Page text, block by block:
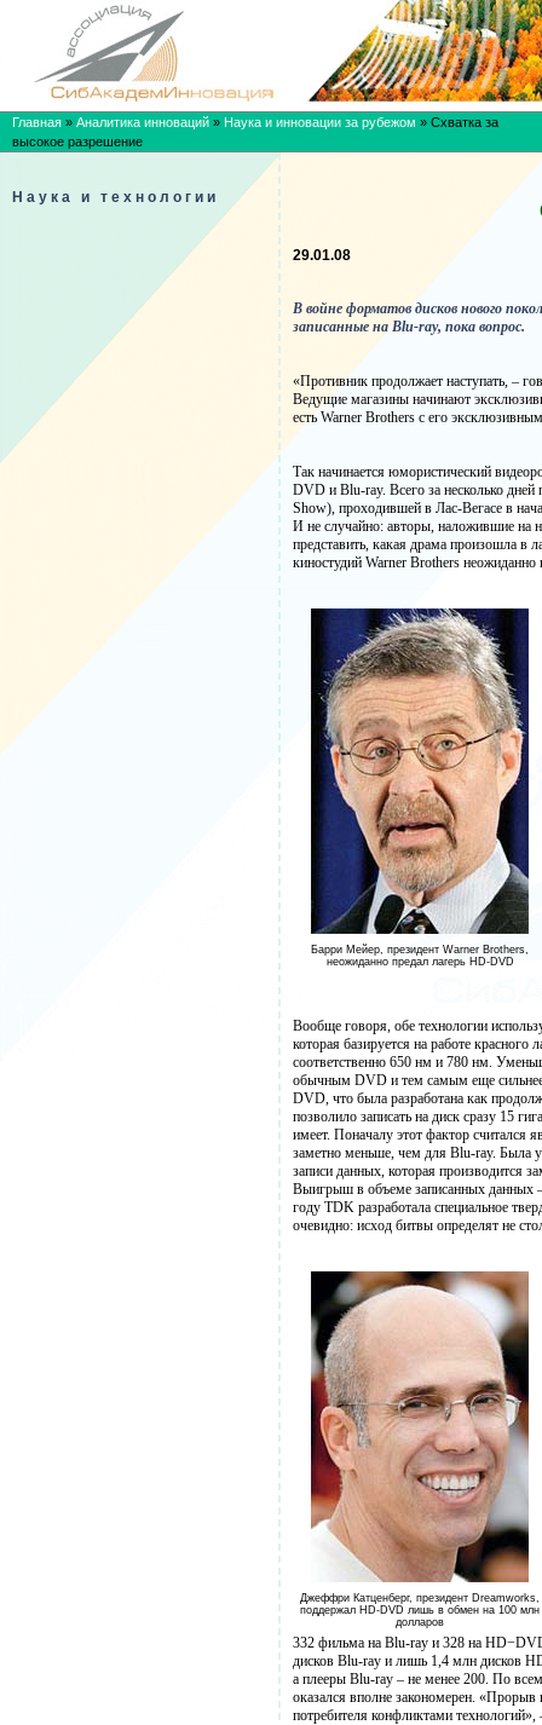
Главная » Аналитика инноваций » Наука и инновации за рубежом » Схватка за
высокое разрешение
Наука и технологии
29.01.08
В войне форматов дисков нового
записанные на Blu-ray, пока вопрос.
«Противник продолжает наступать, –
Ведущие магазины начинают
есть Warner Brothers с его
Так начинается юмористический
DVD и Blu-ray. Всего за несколько
Show), проходившей в Лас-Вегасе в
И не случайно: авторы, наложившие на
представить, какая драма произошла в
киностудий Warner Brothers
Барри Мейер, президент Warner Brothers,
неожиданно предал лагерь HD-DVD
Вообще говоря, обе технологии
которая базируется на работе
соответственно 650 нм и 780 нм.
обычным DVD и тем самым еще сильнее
DVD, что была разработана как
позволило записать на диск сразу 15
имеет. Поначалу этот фактор
заметно меньше, чем для Blu-ray. Была
записи данных, которая производится
Выигрыш в объеме записанных данных
году TDK разработала специальное
очевидно: исход битвы определят не
Джеффри Катценберг, президент Dreamworks,
поддержал HD-DVD лишь в обмен на 100 млн
долларов
332 фильма на Blu-ray и 328 на
дисков Blu-ray и лишь 1,4 млн дисков
а плееры Blu-ray – не менее 200. По
оказался вполне закономерен.
потребителя конфликтами